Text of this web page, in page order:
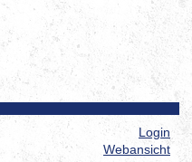
Login
Webansicht